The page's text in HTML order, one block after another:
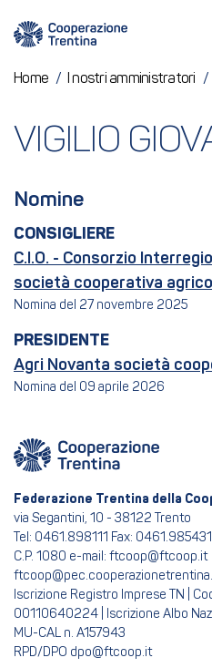
Home / I nostri amministratori /
VIGILIO
Nomine
CONSIGLIERE
C.I.O. - Consorzio
società cooperativa
Nomina del 27 novembre 2025
PRESIDENTE
Agri Novanta società
Nomina del 09 aprile 2026
Federazione Trentina della
via Segantini, 10 - 38122 Trento
Tel: 0461.898111 Fax: 0461.985431
C.P. 1080 e-mail: ftcoop@ftcoop.it
Iscrizione Registro Imprese TN |
00110640224 | Iscrizione Albo
MU-CAL n. A157943
RPD/DPO dpo@ftcoop.it